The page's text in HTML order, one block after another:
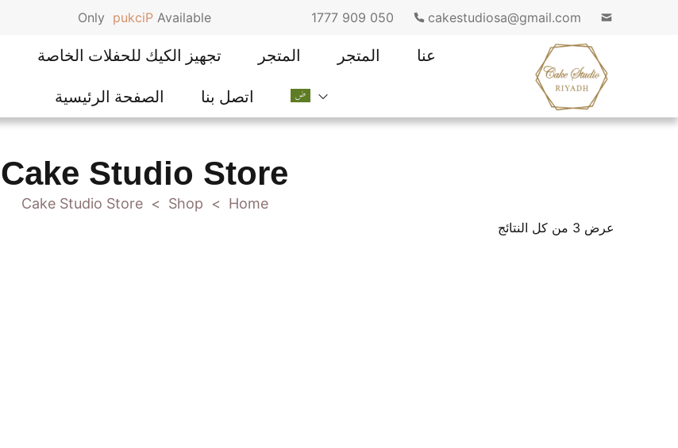
cakestudiosa@gmail.com
050 909 1777
Only P
i
c
k
u
p Available
تجهيز الكيك للحفلات الخاصة المتجر المتجر عنا
الصفحة الرئيسية اتصل بنا
Cake Studio Store
Home
>
Shop
>
Cake Studio Store
عرض ⁦3⁩ من كل النتائج